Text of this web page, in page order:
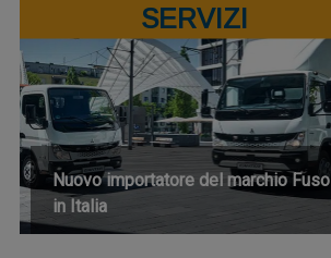
SERVIZI
Nuovo importatore del marchio Fuso
in Italia